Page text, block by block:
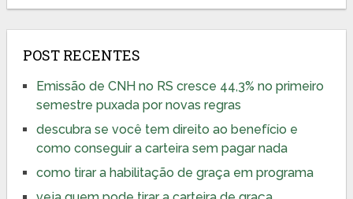
POST RECENTES
Emissão de CNH no RS cresce 44,3% no primeiro
semestre puxada por novas regras
descubra se você tem direito ao benefício e
como conseguir a carteira sem pagar nada
como tirar a habilitação de graça em programa